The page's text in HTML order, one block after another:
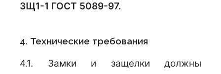
ЗЩ1-1 ГОСТ 5089-97.
4. Технические требования
4.1. Замки и защелки должны